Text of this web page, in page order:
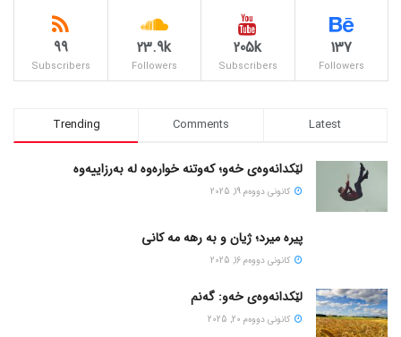
137
Followers
205k
Subscribers
23.9k
Followers
99
Subscribers
Trending Comments Latest
لێکدانەوەی خەو؛ کەوتنە خوارەوە لە بەرزاییەوە
كانونی دووه‌م 19, 2025
پیره میرد؛ ژیان و به رهه مه کانی
كانونی دووه‌م 16, 2025
لێکدانەوەی خەو: گەنم
كانونی دووه‌م 20, 2025